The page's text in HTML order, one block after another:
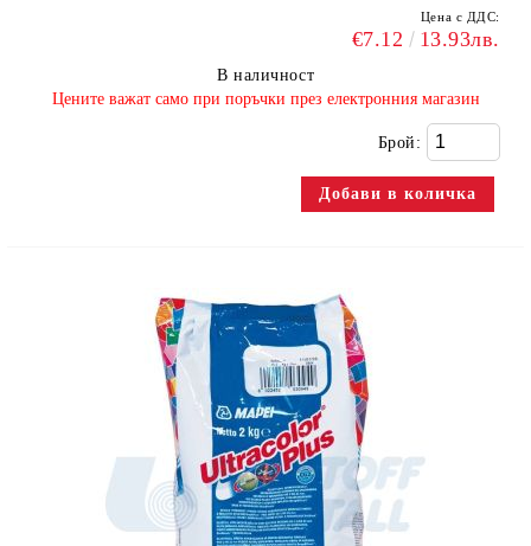
Цена с ДДС:
€7.12 13.93лв.
В наличност
​Цените важат само при поръчки през електронния магазин
Брой: